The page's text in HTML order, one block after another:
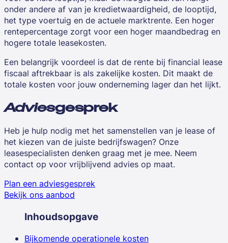
onder andere af van je kredietwaardigheid, de looptijd,
het type voertuig en de actuele marktrente. Een hoger
rentepercentage zorgt voor een hoger maandbedrag en
hogere totale leasekosten.
Een belangrijk voordeel is dat de rente bij financial lease
fiscaal aftrekbaar is als zakelijke kosten. Dit maakt de
totale kosten voor jouw onderneming lager dan het lijkt.
Adviesgesprek
Heb je hulp nodig met het samenstellen van je lease of
het kiezen van de juiste bedrijfswagen? Onze
leasespecialisten denken graag met je mee. Neem
contact op voor vrijblijvend advies op maat.
Plan een adviesgesprek
Bekijk ons aanbod
Inhoudsopgave
Bijkomende operationele kosten